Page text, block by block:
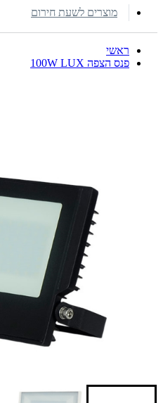
מוצרים לשעת חירום
ראשי
פנס הצפה 100W LUX